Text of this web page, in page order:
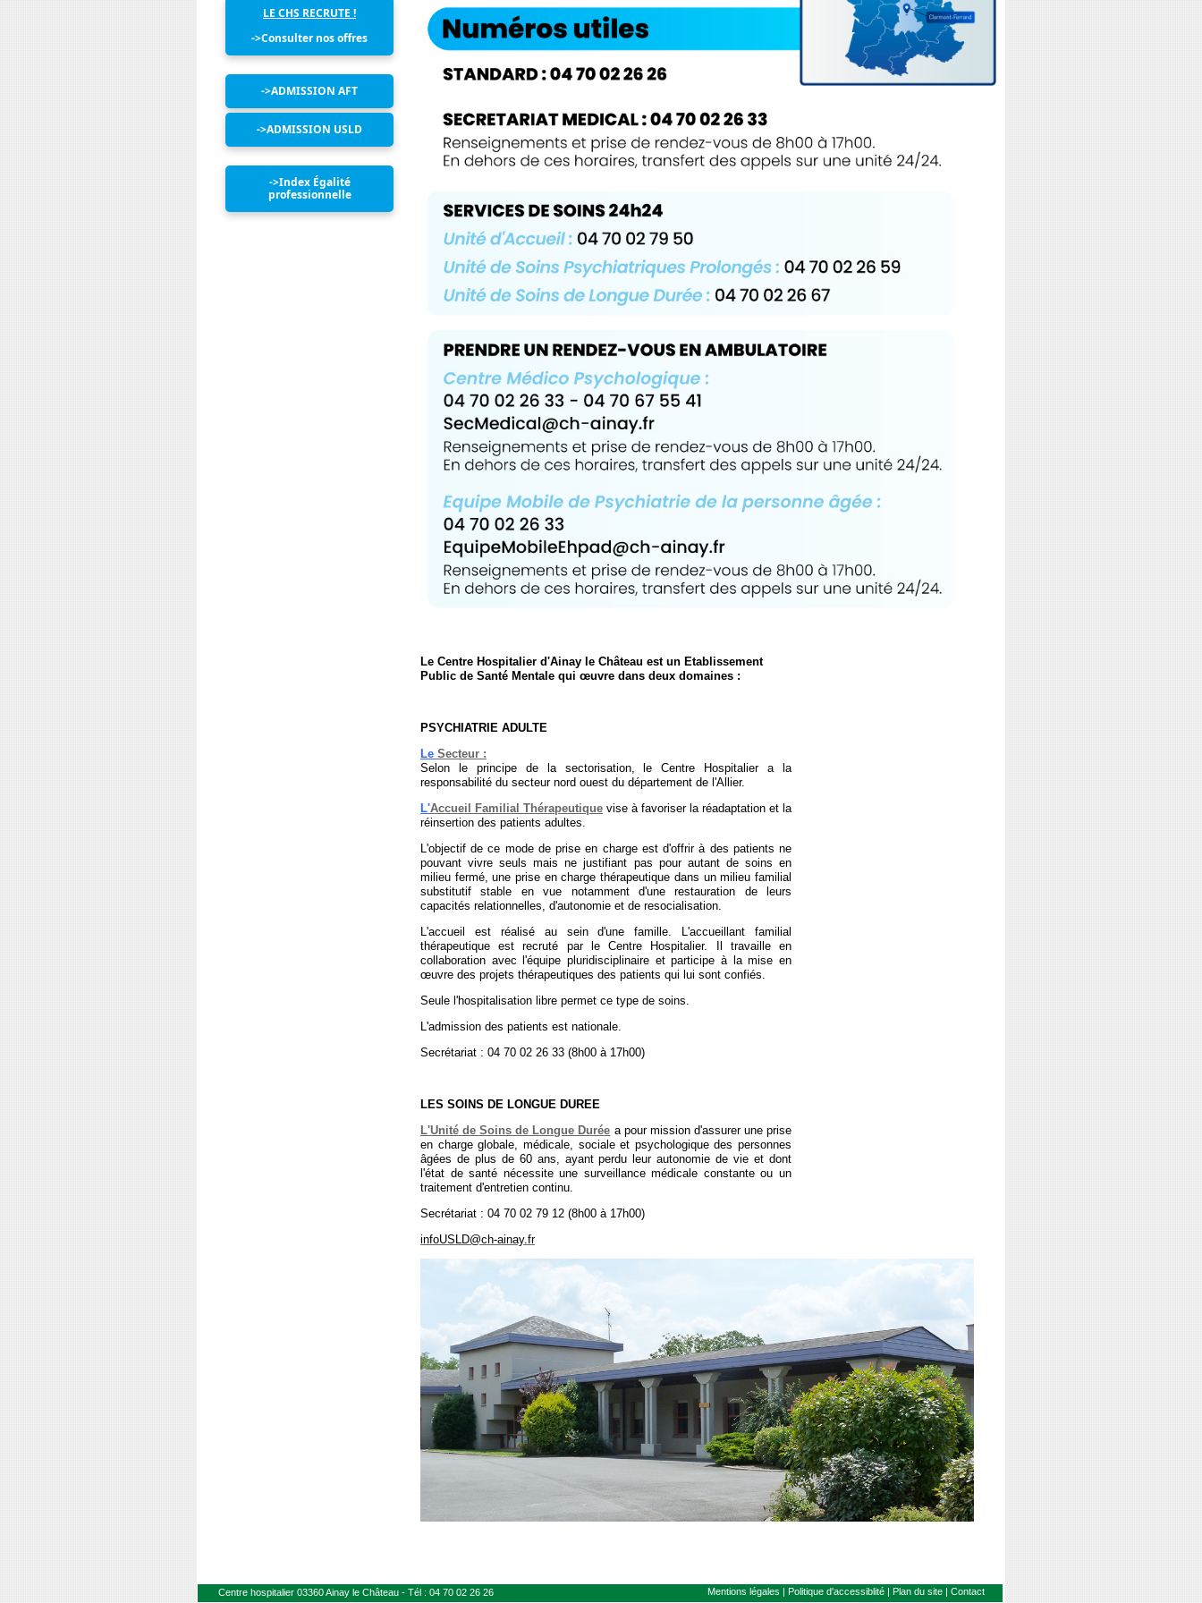
LE CHS RECRUTE !
->Consulter nos offres
->ADMISSION AFT
->ADMISSION USLD
->Index Égalité
professionnelle
Le Centre Hospitalier d'Ainay le Château est un Etablissement
Public de Santé Mentale qui œuvre dans deux domaines :
PSYCHIATRIE ADULTE
Le Secteur :
Selon le principe de la sectorisation, le Centre Hospitalier a la
responsabilité du secteur nord ouest du département de l'Allier.
L'Accueil Familial Thérapeutique vise à favoriser la réadaptation et la
réinsertion des patients adultes.
L'objectif de ce mode de prise en charge est d'offrir à des patients ne
pouvant vivre seuls mais ne justifiant pas pour autant de soins en
milieu fermé, une prise en charge thérapeutique dans un milieu familial
substitutif stable en vue notamment d'une restauration de leurs
capacités relationnelles, d'autonomie et de resocialisation.
L'accueil est réalisé au sein d'une famille. L'accueillant familial
thérapeutique est recruté par le Centre Hospitalier. Il travaille en
collaboration avec l'équipe pluridisciplinaire et participe à la mise en
œuvre des projets thérapeutiques des patients qui lui sont confiés.
Seule l'hospitalisation libre permet ce type de soins.
L'admission des patients est nationale.
Secrétariat : 04 70 02 26 33 (8h00 à 17h00)
LES SOINS DE LONGUE DUREE
L'Unité de Soins de Longue Durée a pour mission d'assurer une prise
en charge globale, médicale, sociale et psychologique des personnes
âgées de plus de 60 ans, ayant perdu leur autonomie de vie et dont
l'état de santé nécessite une surveillance médicale constante ou un
traitement d'entretien continu.
Secrétariat : 04 70 02 79 12 (8h00 à 17h00)
infoUSLD@ch-ainay.fr
Centre hospitalier 03360 Ainay le Château - Tél : 04 70 02 26 26 Mentions légales | Politique d'accessiblité | Plan du site | Contact